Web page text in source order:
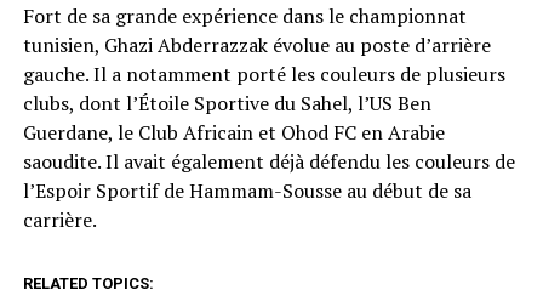
Fort de sa grande expérience dans le championnat
tunisien, Ghazi Abderrazzak évolue au poste d’arrière
gauche. Il a notamment porté les couleurs de plusieurs
clubs, dont l’Étoile Sportive du Sahel, l’US Ben
Guerdane, le Club Africain et Ohod FC en Arabie
saoudite. Il avait également déjà défendu les couleurs de
l’Espoir Sportif de Hammam-Sousse au début de sa
carrière.
RELATED TOPICS: